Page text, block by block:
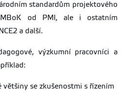
standardům projektového
od PMI, ale i ostatním
a další.
výzkumní pracovníci a
většiny se zkušenostmi s řízením